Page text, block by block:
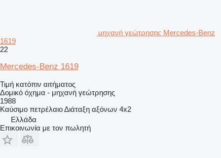
μηχανή γεώτρησης Mercedes-Benz
1619
22
Mercedes-Benz 1619
Τιμή κατόπιν αιτήματος
Δομικό όχημα - μηχανή γεώτρησης
1988
Καύσιμο πετρέλαιοΔιάταξη αξόνων 4x2
Ελλάδα
Επικοινωνία με τον πωλητή